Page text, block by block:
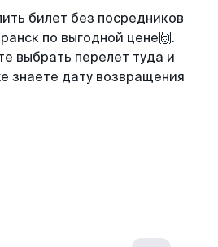
билет без посредников
по выгодной цене🙌.
выбрать перелет туда и
знаете дату возвращения